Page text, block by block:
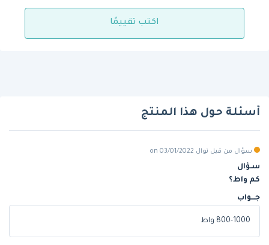
اكتب تقييمًا
أسئلة حول هذا المنتج
سؤال من قبل نوال on 03/01/2022
سـؤال
كم واط؟
جـــواب
800-1000 واط